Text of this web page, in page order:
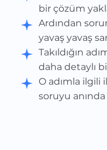
bir çözüm
Ardından
yavaş yavaş
Takıldığın
daha detaylı
O adımla ilgili
soruyu